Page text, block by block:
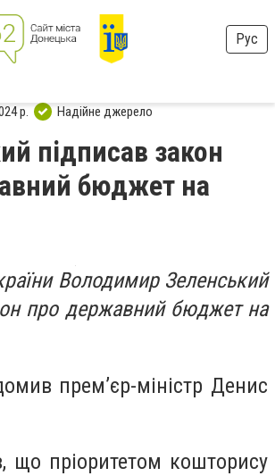
Рус
р. Надійне джерело
підписав закон
бюджет на
Володимир Зеленський
про державний бюджет на
прем’єр-міністр Денис
що пріоритетом кошторису